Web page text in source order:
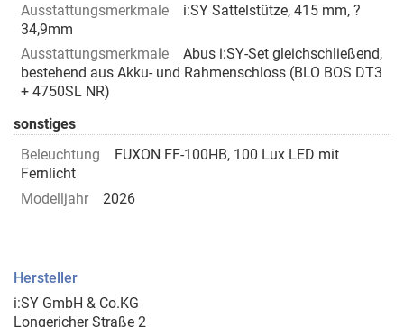
Ausstattungsmerkmale
i:SY Sattelstütze, 415 mm, ?
34,9mm
Ausstattungsmerkmale
Abus i:SY-Set gleichschließend,
bestehend aus Akku- und Rahmenschloss (BLO BOS DT3
+ 4750SL NR)
sonstiges
Beleuchtung
FUXON FF-100HB, 100 Lux LED mit
Fernlicht
Modelljahr
2026
Hersteller
i:SY GmbH & Co.KG
Longericher Straße 2